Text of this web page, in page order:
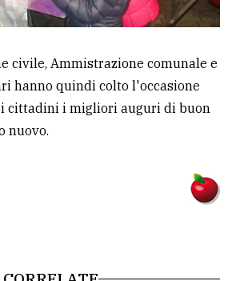
civile, Ammistrazione comunale e
hanno quindi colto l'occasione
cittadini i migliori auguri di buon
nuovo.